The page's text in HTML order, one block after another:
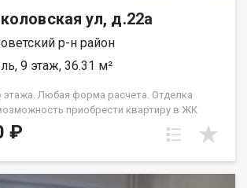
ул, д.22а
р-н район
9 этаж, 36.31 м²
Любая форма расчета. Отделка
приобрести квартиру в ЖК
ипотеку сбербанк, со ставкой 4.5 % на
Совкомбанк 3.9% на весь срок кредита.
₽